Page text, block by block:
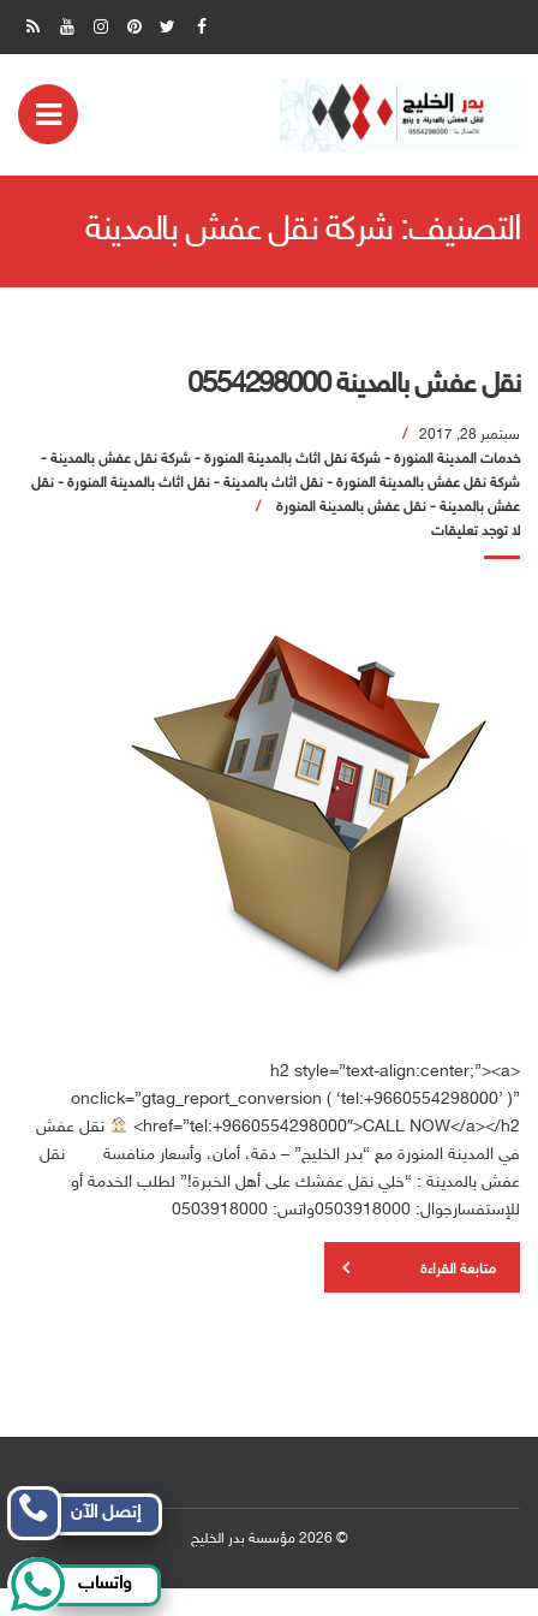
التصنيف:شركة نقل عفش بالمدينة
نقل عفش بالمدينة 0554298000
سبتمبر 28, 2017
خدمات المدينة المنورة - شركة نقل اثاث بالمدينة المنورة - شركة نقل عفش بالمدينة -
شركة نقل عفش بالمدينة المنورة - نقل اثاث بالمدينة - نقل اثاث بالمدينة المنورة - نقل
عفش بالمدينة - نقل عفش بالمدينة المنورة
لا توجد تعليقات
<h2 style=”text-align:center;”><a
onclick=”gtag_report_conversion ( ‘tel:+9660554298000’ )”
href=”tel:+9660554298000″>CALL NOW</a></h2>
نقل عفش
في المدينة المنورة مع “بدر الخليج” – دقة، أمان، وأسعار منافسة نقل
عفش بالمدينة : “خلي نقل عفشك على أهل الخبرة!” لطلب الخدمة أو
للإستفسارجوال: 0503918000واتس: 0503918000
متابعة القراءة
© 2026 مؤسسة بدر الخليج
إتصل الآن
واتساب